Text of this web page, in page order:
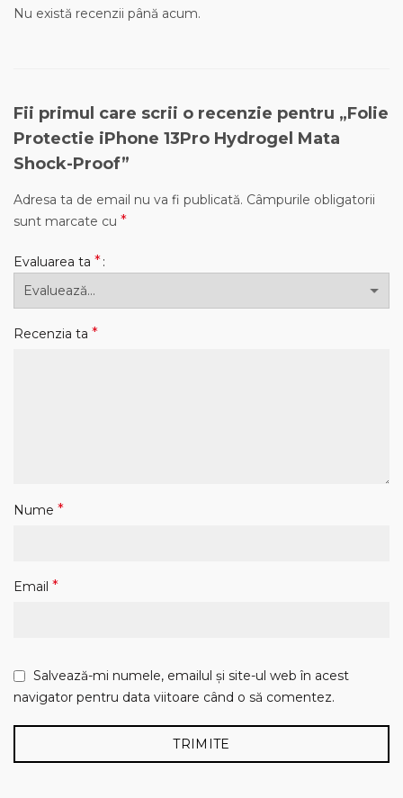
Nu există recenzii până acum.
Fii primul care scrii o recenzie pentru „Folie
Protectie iPhone 13Pro Hydrogel Mata
Shock-Proof”
Adresa ta de email nu va fi publicată. Câmpurile obligatorii
sunt marcate cu *
Evaluarea ta *
Recenzia ta *
Nume *
Email *
Salvează-mi numele, emailul și site-ul web în acest
navigator pentru data viitoare când o să comentez.